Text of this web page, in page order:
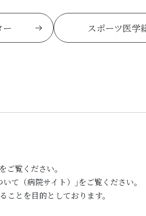
スポーツ医学
覧ください。
て（病院サイト）｣をご覧ください。
とを目的としております。